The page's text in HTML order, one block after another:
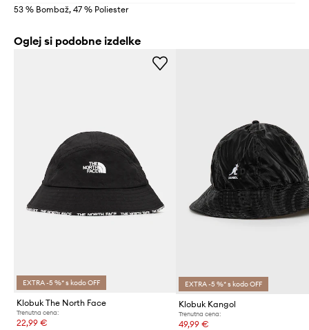
53 % Bombaž, 47 % Poliester
Oglej si podobne izdelke
EXTRA -5 %* s kodo OFF
Klobuk The North Face
Trenutna cena:
22,99 €
EXTRA -5 %* s kodo OFF
Klobuk Kangol
Trenutna cena:
49,99 €